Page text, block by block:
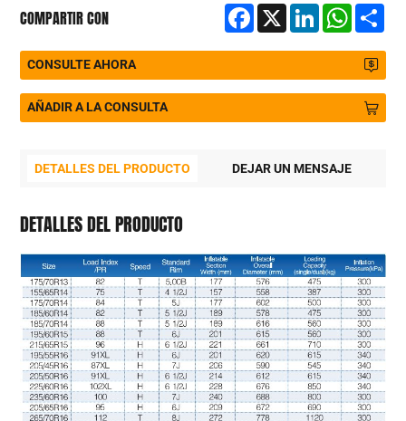
COMPARTIR CON Facebook
X LinkedIn
CONSULTE AHORA
AÑADIR A LA CONSULTA
DETALLES DEL PRODUCTO DEJAR UN MENSAJE
DETALLES DEL PRODUCTO